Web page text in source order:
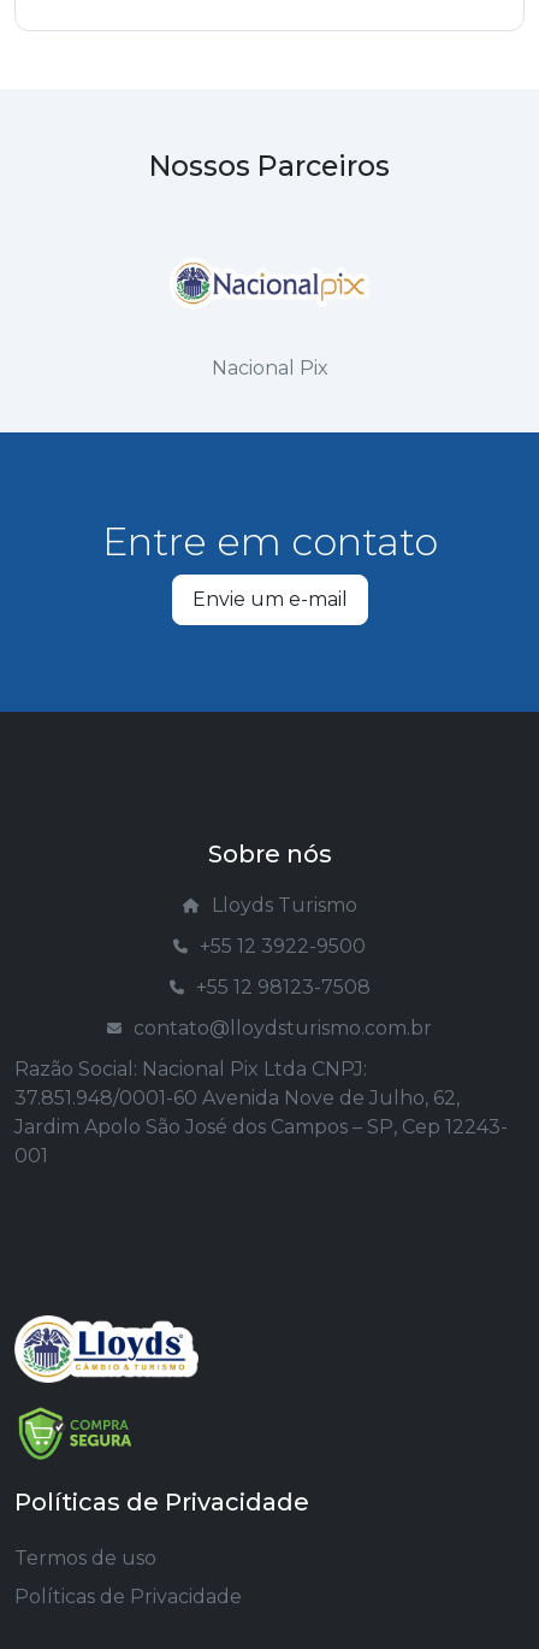
Nossos Parceiros
Nacional Pix
Entre em contato
Envie um e-mail
Sobre nós
Lloyds Turismo
+55 12 3922-9500
+55 12 98123-7508
contato@lloydsturismo.com.br
Razão Social: Nacional Pix Ltda CNPJ:
37.851.948/0001-60 Avenida Nove de Julho, 62,
Jardim Apolo São José dos Campos – SP, Cep 12243-
001
Políticas de Privacidade
Termos de uso
Políticas de Privacidade